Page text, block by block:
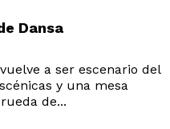
Dansa
a ser escenario del
y una mesa
de...